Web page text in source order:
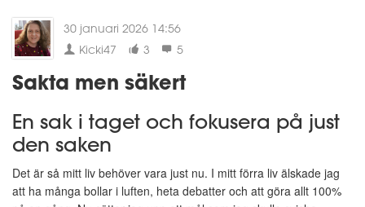
30 januari 2026 14:56
Kicki47
3 5
Sakta men säkert
En sak i taget och fokusera på just
den saken
Det är så mitt liv behöver vara just nu. I mitt förra liv älskade jag
att ha många bollar i luften, heta debatter och att göra allt 100%